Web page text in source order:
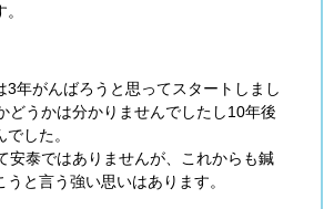
3年がんばろうと思ってスタートしまし
どうかは分かりませんでしたし10年後
した。
安泰ではありませんが、これからも鍼
と言う強い思いはあります。